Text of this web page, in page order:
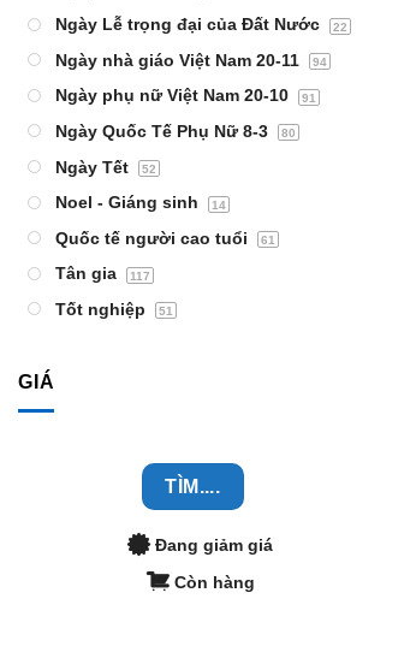
Ngày Lễ trọng đại của Đất Nước 22
Ngày nhà giáo Việt Nam 20-11 94
Ngày phụ nữ Việt Nam 20-10 91
Ngày Quốc Tế Phụ Nữ 8-3 80
Ngày Tết 52
Noel - Giáng sinh 14
Quốc tế người cao tuổi 61
Tân gia 117
Tốt nghiệp 51
GIÁ
TÌM....
Đang giảm giá
Còn hàng